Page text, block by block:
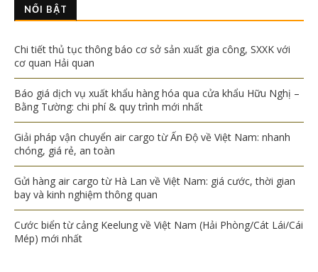
NỔI BẬT
Chi tiết thủ tục thông báo cơ sở sản xuất gia công, SXXK với
cơ quan Hải quan
Báo giá dịch vụ xuất khẩu hàng hóa qua cửa khẩu Hữu Nghị –
Bằng Tường: chi phí & quy trình mới nhất
Giải pháp vận chuyển air cargo từ Ấn Độ về Việt Nam: nhanh
chóng, giá rẻ, an toàn
Gửi hàng air cargo từ Hà Lan về Việt Nam: giá cước, thời gian
bay và kinh nghiệm thông quan
Cước biển từ cảng Keelung về Việt Nam (Hải Phòng/Cát Lái/Cái
Mép) mới nhất